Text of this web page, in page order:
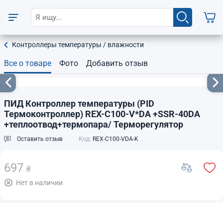
Контроллеры температуры / влажности
Все о товаре Фото Добавить отзыв
ПИД Контроллер температуры (PID
Термоконтроллер) REX-C100-V*DA +SSR-40DA
+теплоотвод+термопара/ Терморегулятор
Оставить отзыв Код: REX-C100-VDA-K
697 ₴
Нет в наличии